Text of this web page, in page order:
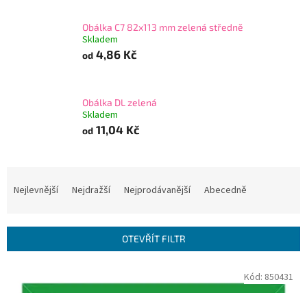
Obálka C7 82x113 mm zelená středně
Skladem
od 4,86 Kč
Obálka DL zelená
Skladem
od 11,04 Kč
í
Nejlevnější Nejdražší Nejprodávanější Abecedně
OTEVŘÍT FILTR
Kód: 850431